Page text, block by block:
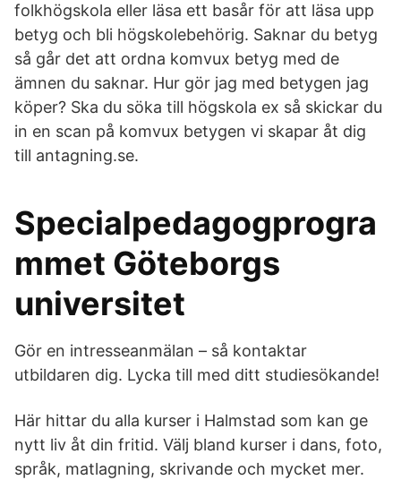
folkhögskola eller läsa ett basår för att läsa upp
betyg och bli högskolebehörig. Saknar du betyg
så går det att ordna komvux betyg med de
ämnen du saknar. Hur gör jag med betygen jag
köper? Ska du söka till högskola ex så skickar du
in en scan på komvux betygen vi skapar åt dig
till antagning.se.
Specialpedagogprogra
mmet Göteborgs
universitet
Gör en intresseanmälan – så kontaktar
utbildaren dig. Lycka till med ditt studiesökande!
Här hittar du alla kurser i Halmstad som kan ge
nytt liv åt din fritid. Välj bland kurser i dans, foto,
språk, matlagning, skrivande och mycket mer.